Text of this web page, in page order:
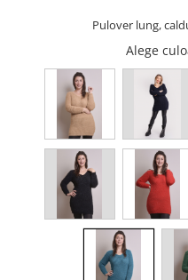
Pulover lung,
Alege